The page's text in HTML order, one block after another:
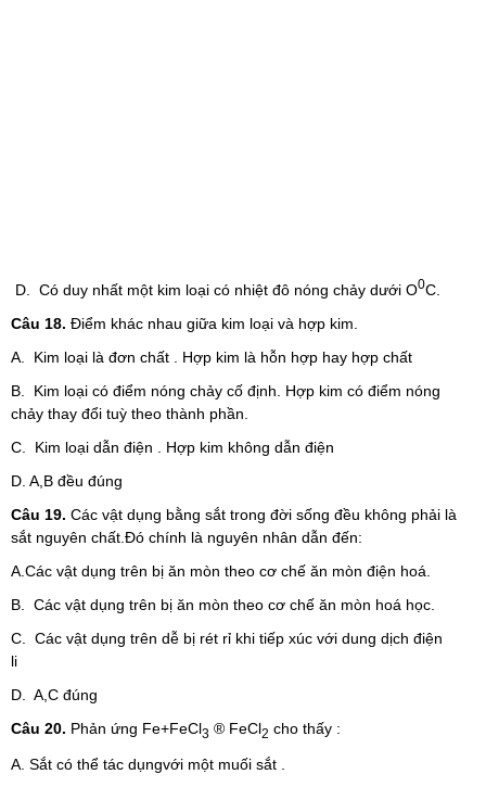
D. Có duy nhất một kim loại có nhiệt đô nóng chảy dưới O0C.
Câu 18. Điểm khác nhau giữa kim loại và hợp kim.
A. Kim loại là đơn chất . Hợp kim là hỗn hợp hay hợp chất
B. Kim loại có điểm nóng chảy cố định. Hợp kim có điểm nóng
chảy thay đổi tuỳ theo thành phần.
C. Kim loại dẫn điện . Hợp kim không dẫn điện
D. A,B đều đúng
Câu 19. Các vật dụng bằng sắt trong đời sống đều không phải là
sắt nguyên chất.Đó chính là nguyên nhân dẫn đến:
A.Các vật dụng trên bị ăn mòn theo cơ chế ăn mòn điện hoá.
B. Các vật dụng trên bị ăn mòn theo cơ chế ăn mòn hoá học.
C. Các vật dụng trên dễ bị rét rỉ khi tiếp xúc với dung dịch điện
li
D. A,C đúng
Câu 20. Phản ứng Fe+FeCl3 ® FeCl2 cho thấy :
A. Sắt có thể tác dụngvới một muối sắt .